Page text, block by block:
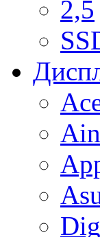
2,5